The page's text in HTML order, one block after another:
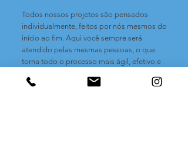
Todos nossos projetos são pensados
individualmente, feitos por nós mesmos do
início ao fim. Aqui você sempre será
atendido pelas mesmas pessoas, o que
torna todo o processo mais ágil, efetivo e
cliente tem uma história única e especial,